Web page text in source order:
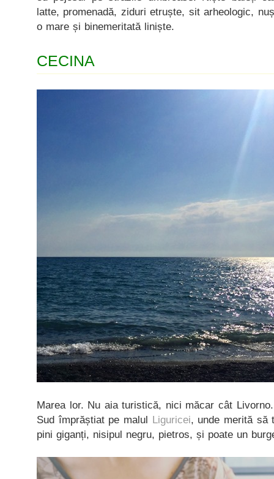
latte, promenadă, ziduri etruște, sit arheologic,
o mare și binemeritată liniște.
CECINA
Marea lor. Nu aia turistică, nici măcar cât
Sud împrăștiat pe malul Liguricei, unde merită să
pini giganți, nisipul negru, pietros, și poate un